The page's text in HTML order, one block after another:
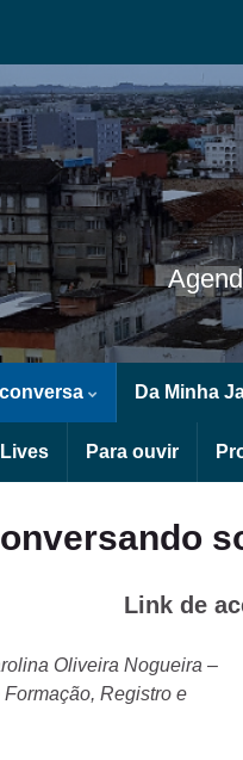
Da Minha
Lives Para ouvir
Link de
Oliveira Nogueira –
Registro e